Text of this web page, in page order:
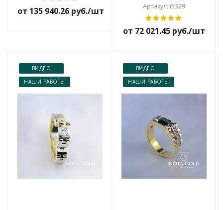
от 135 940.26 руб./шт
Артикул: i5329
от 72 021.45 руб./шт
ВИДЕО
НАШИ РАБОТЫ
ВИДЕО
НАШИ РАБОТЫ